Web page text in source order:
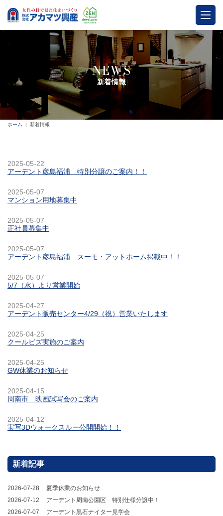
NEWS
新着情報
ホーム 新着情報
2025-05-22
アーデント彦島福浦 特別分譲のご案内！！
2025-05-07
マンション用地募集中
2025-05-07
正社員募集中
2025-05-07
アーデント彦島福浦 スーモ・アットホーム掲載中！！
2025-05-07
5/7（水）より営業開始
2025-04-27
アーデント販売センター4/29（祝）営業いたします
2025-04-25
クールビズ実施のご案内
2025-04-25
GW休業のお知らせ
2025-04-15
周南市 映画試写会のご案内
2025-04-12
実写3Dウォークスルー公開開始！！
新着記事
2026-07-28
夏季休業のお知らせ
2026-07-12
アーデント周南公園区 特別仕様分譲中！
2026-07-07
アーデント黒石ナイター見学会